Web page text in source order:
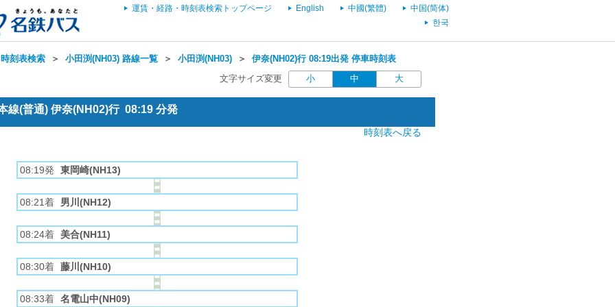
運賃・経路・時刻表検索トップページ English 中國(繁體)
中国(简体)
한국
刻表検索 ＞ 小田渕(NH03) 路線一覧 ＞ 小田渕(NH03) ＞ 伊奈(NH02)行 08:19出発 停車時刻表
文字サイズ変更 小 中 大
線(普通) 伊奈(NH02)行 08:19 分発
時刻表へ戻る
08:19発 東岡崎(NH13)
08:21着 男川(NH12)
08:24着 美合(NH11)
08:30着 藤川(NH10)
08:33着 名電山中(NH09)